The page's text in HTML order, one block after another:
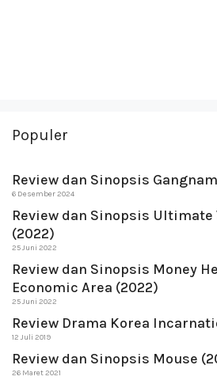
Populer
Review dan Sinopsis
6 Desember 2024
Review dan Sinopsis Ultimate
(2022)
25 Juni 2022
Review dan Sinopsis Money
Economic Area (2022)
25 Juni 2022
Review Drama Korea
12 Juli 2019
Review dan Sinopsis Mouse
26 Maret 2021